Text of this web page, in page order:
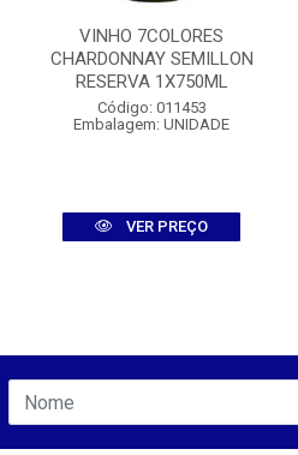
VINHO 7COLORES
CHARDONNAY SEMILLON
RESERVA 1X750ML
Código: 011453
Embalagem: UNIDADE
VER PREÇO